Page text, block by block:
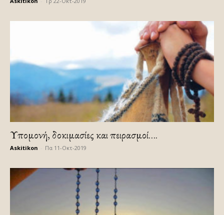
Υπομονή, δοκιμασίες και πειρασμοί….
Askitikon Πα 11-Οκτ-2019